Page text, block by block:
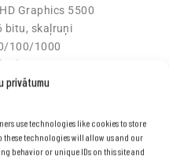
privātumu
use technologies like cookies to store
technologies will allow us and our
behavior or unique IDs on this site and
Graphics 5500
bitu, skaļruņi
100/1000
DisplayPort, 3,5 mm
savienotājs
funkcionāls
klaviatūras uzlīmes.